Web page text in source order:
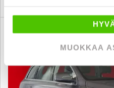
MUOKKAA
6 kk korotonta ja